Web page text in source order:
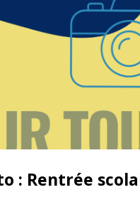
: Rentrée